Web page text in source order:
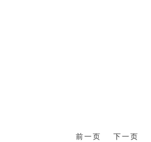
前一页 下一页